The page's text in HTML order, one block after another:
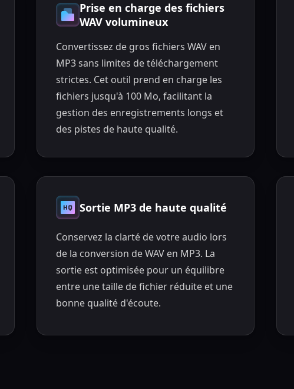
Prise en charge des fichiers
WAV volumineux
Convertissez de gros fichiers WAV en
MP3 sans limites de téléchargement
strictes. Cet outil prend en charge les
fichiers jusqu'à 100 Mo, facilitant la
gestion des enregistrements longs et
des pistes de haute qualité.
Sortie MP3 de haute qualité
Conservez la clarté de votre audio lors
de la conversion de WAV en MP3. La
sortie est optimisée pour un équilibre
entre une taille de fichier réduite et une
bonne qualité d'écoute.